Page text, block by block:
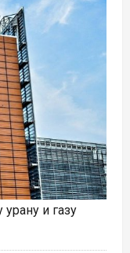
и газу